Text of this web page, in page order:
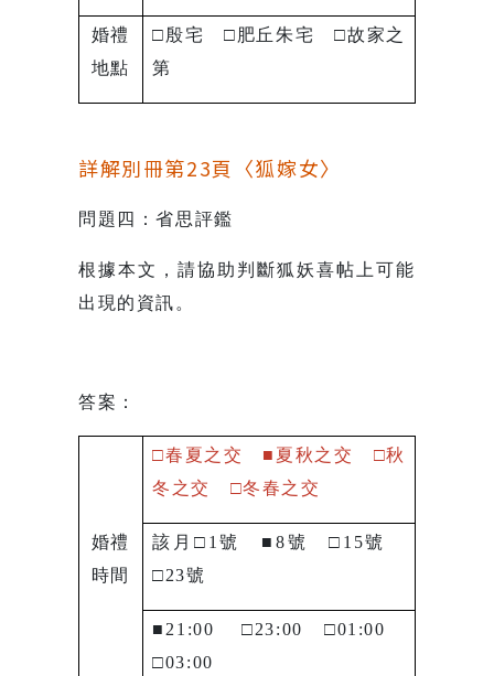
婚禮
地點
□殷宅 □肥丘朱宅□故家之
第
詳解別冊第23頁〈狐嫁女〉
問題四：省思評鑑
根據本文，請協助判斷狐妖喜帖上可能
出現的資訊。
答案：
婚禮
時間
□春夏之交 ■ 夏秋之交 □秋
冬之交 □冬春之交
該月 □ 1 號 ■ 8號 □ 15號
□23號
■ 21:00 □23:00 □01:00
□03:00